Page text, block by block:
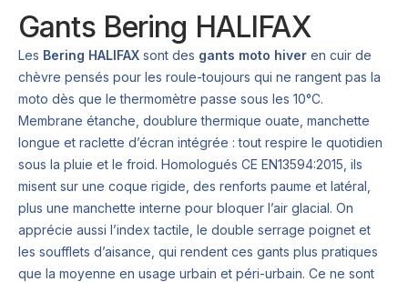
Gants Bering HALIFAX
Les Bering HALIFAX sont des gants moto hiver en cuir de
chèvre pensés pour les roule-toujours qui ne rangent pas la
moto dès que le thermomètre passe sous les 10°C.
Membrane étanche, doublure thermique ouate, manchette
longue et raclette d’écran intégrée : tout respire le quotidien
sous la pluie et le froid. Homologués CE EN13594:2015, ils
misent sur une coque rigide, des renforts paume et latéral,
plus une manchette interne pour bloquer l’air glacial. On
apprécie aussi l’index tactile, le double serrage poignet et
les soufflets d’aisance, qui rendent ces gants plus pratiques
que la moyenne en usage urbain et péri-urbain. Ce ne sont